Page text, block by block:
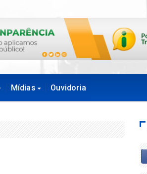
Mídias Ouvidoria